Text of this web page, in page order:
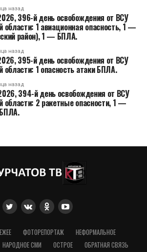
назад
396-й день освобождения от ВСУ
области: 1 авиационная опасность, 1 —
район), 1 — БПЛА.
назад
395-й день освобождения от ВСУ
области: 1 опасность атаки БПЛА.
назад
394-й день освобождения от ВСУ
области: 2 ракетные опасности, 1 —
ФОТОРЕПОРТАЖ
НЕФОРМАЛЬНОЕ
НАРОДНОЕ СМИ ОСТРОЕ
ОБРАТНАЯ СВЯЗЬ